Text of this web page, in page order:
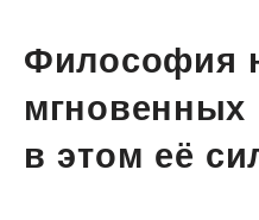
Философия
мгновенных
в этом её